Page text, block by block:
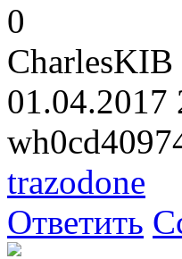
0
CharlesKIB
01.04.2017
trazodone
Ответить